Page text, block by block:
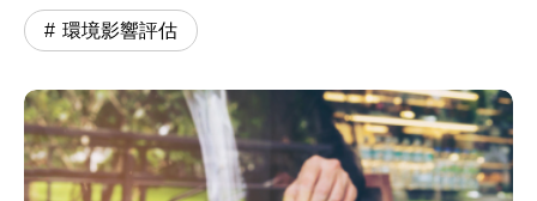
環境影響評估